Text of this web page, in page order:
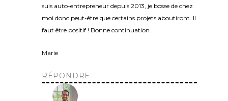
suis auto-entrepreneur depuis 2013, je bosse de chez
moi donc peut-être que certains projets aboutiront. Il
faut être positif ! Bonne continuation.
Marie
RÉPONDRE